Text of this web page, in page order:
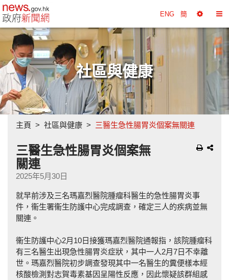
政府新聞網主頁 ENG 簡
擇
換
目
錄
社區與健康
主頁 社區與健康 三醫生急性腸胃炎個案無關連
三醫生急性腸胃炎個案無
關連
2025年5月30日
就早前涉及三名瑪嘉烈醫院腫瘤科醫生的急性腸胃炎事
件，衞生署衞生防護中心完成調查，確定三人的疾病並無
關連。
衞生防護中心2月10日接獲瑪嘉烈醫院通報指，該院腫瘤科
有三名醫生出現急性腸胃炎症狀，其中一人2月7日不幸離
世。瑪嘉烈醫院初步調查發現其中一名醫生的糞便樣本經
核酸檢測對志賀毒素基因呈陽性反應，因此懷疑該群組感